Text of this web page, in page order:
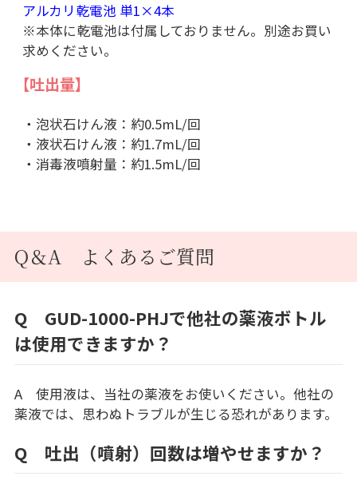
アルカリ乾電池 単1×4本
※本体に乾電池は付属しておりません。別途お買い
求めください。
【吐出量】
・泡状石けん液：約0.5mL/回
・液状石けん液：約1.7mL/回
・消毒液噴射量：約1.5mL/回
Q＆A よくあるご質問
Q GUD-1000-PHJで他社の薬液ボトル
は使用できますか？
A 使用液は、当社の薬液をお使いください。他社の
薬液では、思わぬトラブルが生じる恐れがあります。
Q 吐出（噴射）回数は増やせますか？